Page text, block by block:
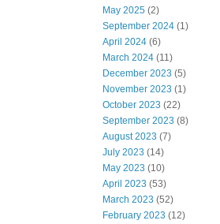
May 2025 (2)
September 2024 (1)
April 2024 (6)
March 2024 (11)
December 2023 (5)
November 2023 (1)
October 2023 (22)
September 2023 (8)
August 2023 (7)
July 2023 (14)
May 2023 (10)
April 2023 (53)
March 2023 (52)
February 2023 (12)